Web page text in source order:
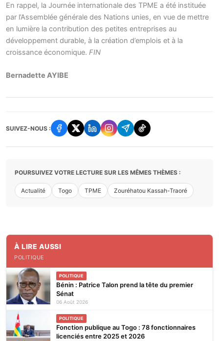
En rappel, la Journée internationale des TPME a été instituée
par l’Assemblée générale des Nations unies, en vue de mettre
en lumière la contribution des petites entreprises au
développement durable, à la création d’emplois et à la
croissance économique. FIN
Bernadette AYIBE
SUIVEZ-NOUS :
POURSUIVEZ VOTRE LECTURE SUR LES MÊMES THÈMES :
Actualité Togo TPME Zouréhatou Kassah-Traoré
À LIRE AUSSI
POLITIQUE
POLITIQUE
Bénin : Patrice Talon prend la tête du premier
Sénat
06 Août 2026
POLITIQUE
Fonction publique au Togo : 78 fonctionnaires
licenciés entre 2025 et 2026